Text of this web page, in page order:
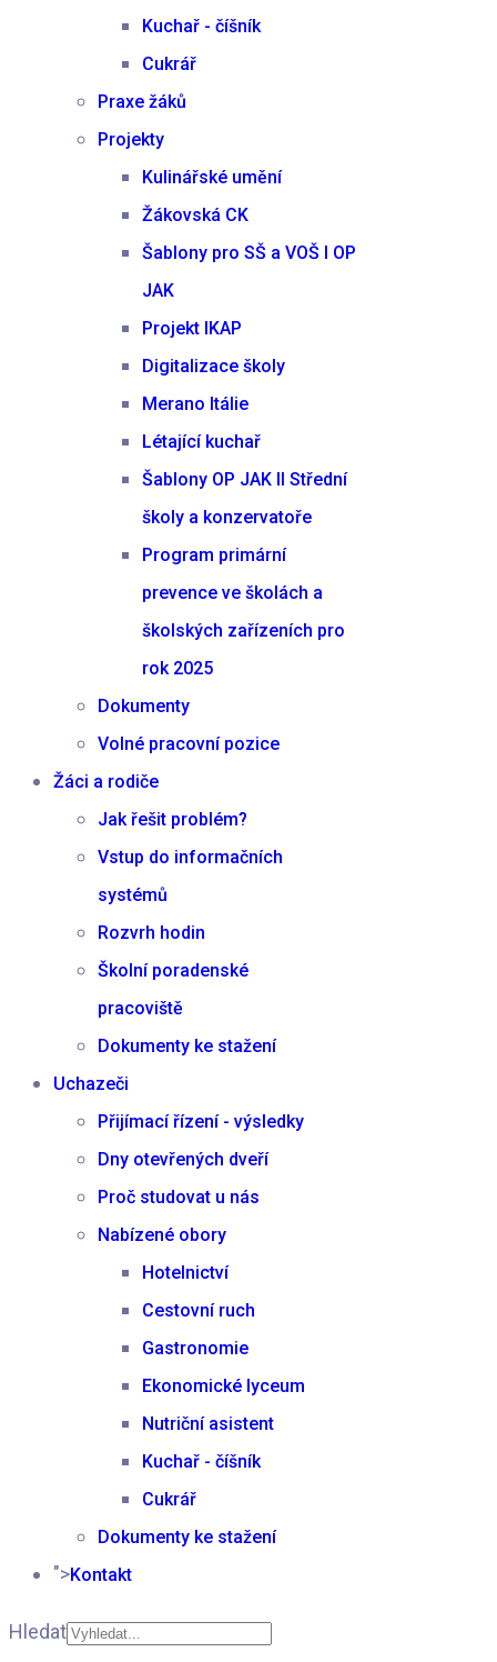
Kuchař - číšník
Cukrář
Praxe žáků
Projekty
Kulinářské umění
Žákovská CK
Šablony pro SŠ a VOŠ I OP
JAK
Projekt IKAP
Digitalizace školy
Merano Itálie
Létající kuchař
Šablony OP JAK II Střední
školy a konzervatoře
Program primární
prevence ve školách a
školských zařízeních pro
rok 2025
Dokumenty
Volné pracovní pozice
Žáci a rodiče
Jak řešit problém?
Vstup do informačních
systémů
Rozvrh hodin
Školní poradenské
pracoviště
Dokumenty ke stažení
Uchazeči
Přijímací řízení - výsledky
Dny otevřených dveří
Proč studovat u nás
Nabízené obory
Hotelnictví
Cestovní ruch
Gastronomie
Ekonomické lyceum
Nutriční asistent
Kuchař - číšník
Cukrář
Dokumenty ke stažení
">Kontakt
Hledat